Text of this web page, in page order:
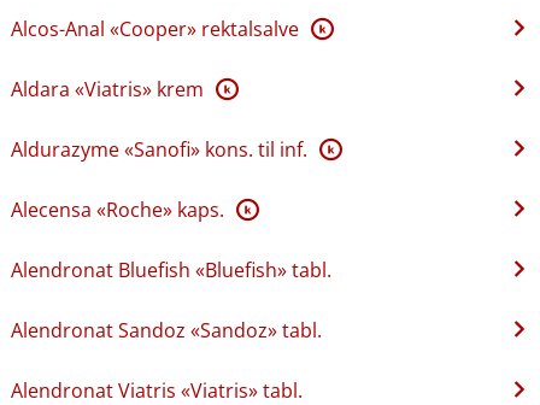
Alcos-Anal «Cooper» rektalsalve K
Aldara «Viatris» krem K
Aldurazyme «Sanofi» kons. til inf. K
Alecensa «Roche» kaps. K
Alendronat Bluefish «Bluefish» tabl.
Alendronat Sandoz «Sandoz» tabl.
Alendronat Viatris «Viatris» tabl.